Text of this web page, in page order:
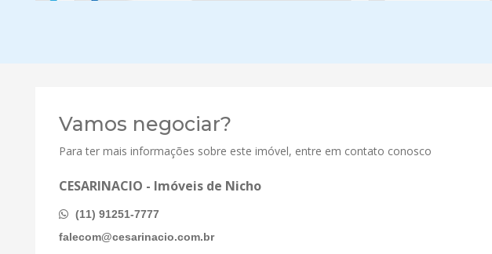
Vamos negociar?
Para ter mais informações sobre este imóvel, entre em contato conosco
CESARINACIO - Imóveis de Nicho
(11) 91251-7777
falecom@cesarinacio.com.br